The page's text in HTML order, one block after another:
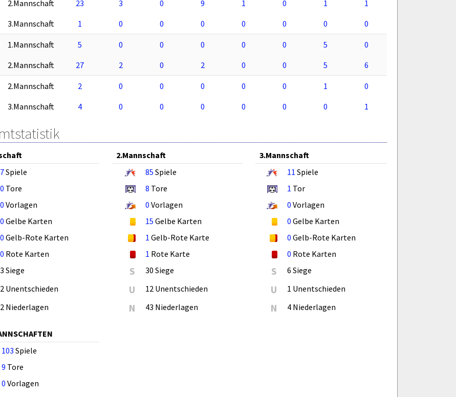
2.Mannschaft
23 3 0 9 1 0 1
1
3.Mannschaft
1 0 0 0 0 0 0 0
1.Mannschaft 5 0 0 0 0 0 5
0
2.Mannschaft
27 2 0 2 0 0 5 6
2.Mannschaft 2 0 0 0 0 0 1
0
3.Mannschaft
4 0 0 0 0 0 0 1
7Spiele
0 Tore
0 Vorlagen
0 Gelbe Karten
0 Gelb-Rote Karten
0 Rote Karten
3 Siege
2 Unentschieden
2 Niederlagen
2.Mannschaft
85 Spiele
8 Tore
0 Vorlagen
15 Gelbe Karten
1 Gelb-Rote Karte
1 Rote Karte
S 30 Siege
U 12 Unentschieden
N 43 Niederlagen
3.Mannschaft
11 Spiele
1 Tor
0 Vorlagen
0 Gelbe Karten
0 Gelb-Rote Karten
0 Rote Karten
S 6 Siege
U 1 Unentschieden
N 4 Niederlagen
103 Spiele
9 Tore
0 Vorlagen